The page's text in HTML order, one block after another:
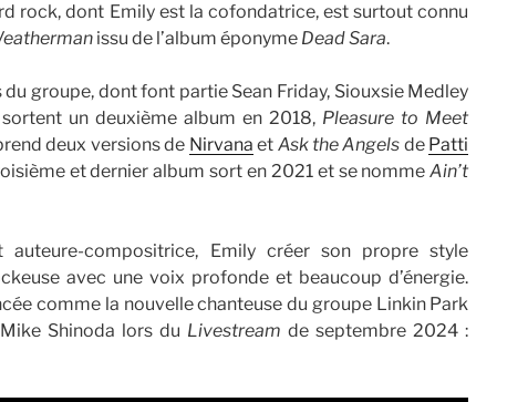
rock, dont Emily est la cofondatrice, est surtout connu
issu de l’album éponyme Dead Sara.
du groupe, dont font partie Sean Friday, Siouxsie Medley
un deuxième album en 2018, Pleasure to Meet
deux versions de Nirvana et Ask the Angels de Patti
et dernier album sort en 2021 et se nommeAin’t
auteure-compositrice, Emily créer son propre style
avec une voix profonde et beaucoup d’énergie.
comme la nouvelle chanteuse du groupe Linkin Park
Shinoda lors du Livestream de septembre 2024 :